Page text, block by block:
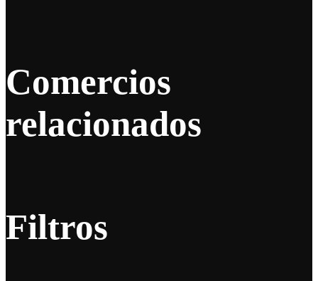
Comercios
relacionados
Filtros